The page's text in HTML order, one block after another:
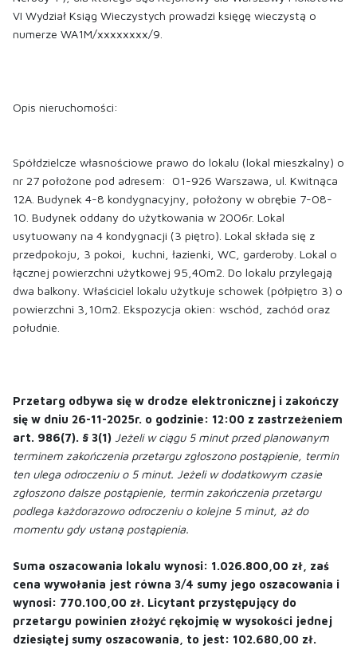
VI Wydział Ksiąg Wieczystych prowadzi księgę wieczystą o
numerze WA1M/xxxxxxxx/9.
Opis nieruchomości:
Spółdzielcze własnościowe prawo do lokalu (lokal mieszkalny) o
nr 27 położone pod adresem: 01-926 Warszawa, ul. Kwitnąca
12A. Budynek 4-8 kondygnacyjny, położony w obrębie 7-08-
10. Budynek oddany do użytkowania w 2006r. Lokal
usytuowany na 4 kondygnacji (3 piętro). Lokal składa się z
przedpokoju, 3 pokoi, kuchni, łazienki, WC, garderoby. Lokal o
łącznej powierzchni użytkowej 95,40m2. Do lokalu przylegają
dwa balkony. Właściciel lokalu użytkuje schowek (półpiętro 3) o
powierzchni 3,10m2. Ekspozycja okien: wschód, zachód oraz
południe.
Przetarg odbywa się w drodze elektronicznej i zakończy
się w dniu 26-11-2025r. o godzinie: 12:00 z zastrzeżeniem
art. 986(7). § 3(1) Jeżeli w ciągu 5 minut przed planowanym
terminem zakończenia przetargu zgłoszono postąpienie, termin
ten ulega odroczeniu o 5 minut. Jeżeli w dodatkowym czasie
zgłoszono dalsze postąpienie, termin zakończenia przetargu
podlega każdorazowo odroczeniu o kolejne 5 minut, aż do
momentu gdy ustaną postąpienia.
Suma oszacowania lokalu wynosi: 1.026.800,00 zł, zaś
cena wywołania jest równa 3/4 sumy jego oszacowania i
wynosi: 770.100,00 zł. Licytant przystępujący do
przetargu powinien złożyć rękojmię w wysokości jednej
dziesiątej sumy oszacowania, to jest: 102.680,00 zł.